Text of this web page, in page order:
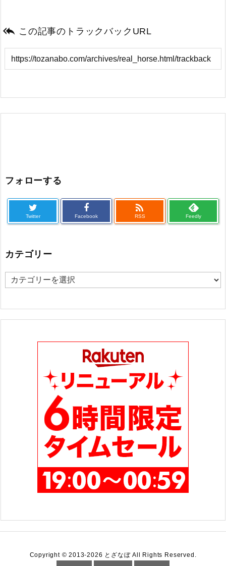
 この記事のトラックバックURL
フォローする
Twitter Facebook

RSS Feedly
カテゴリー
カ
ゴ
Copyright ©2013-2026 とざなぼAll Rights Reserved.